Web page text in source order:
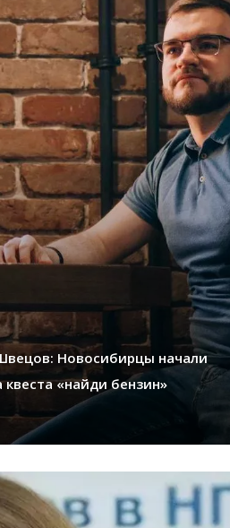
Новосибирцы начали
«найди бензин»